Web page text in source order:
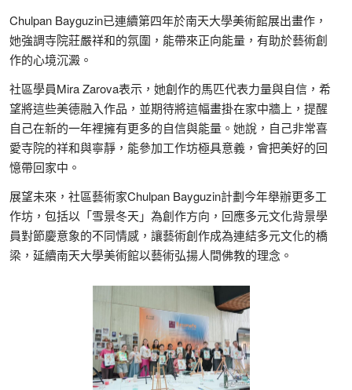
Chulpan Bayguzin已連續第四年於南天大學美術館展出畫作，
她強調寺院莊嚴祥和的氛圍，能帶來正向能量，有助於藝術創
作的心境沉澱。
社區學員Mira Zarova表示，她創作的馬匹代表力量與自信，希
望將這些美德融入作品，並期待將這幅畫掛在家中牆上，提醒
自己在新的一年裡擁有更多的自信與能量。她說，自己非常喜
愛寺院的祥和與寧靜，能參加工作坊極具意義，會把美好的回
憶帶回家中。
展望未來，社區藝術家Chulpan Bayguzin計劃今年舉辦更多工
作坊，包括以「雪景冬天」為創作方向，回應多元文化背景學
員對節慶意象的不同情感，讓藝術創作成為連結多元文化的橋
梁，延續南天大學美術館以藝術弘揚人間佛教的理念。